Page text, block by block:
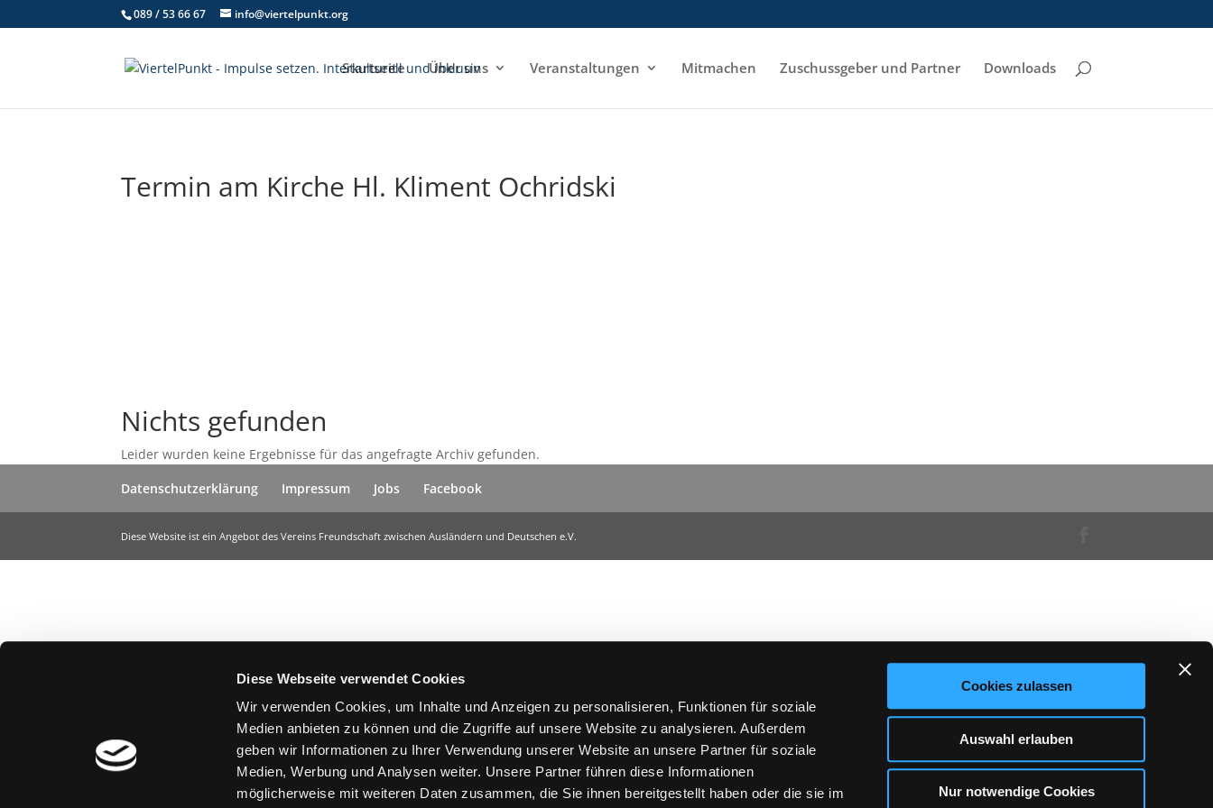
Diese Webseite verwendet Cookies
Wir verwenden Cookies, um Inhalte und Anzeigen zu personalisieren, Funktionen für soziale
Medien anbieten zu können und die Zugriffe auf unsere Website zu analysieren. Außerdem
geben wir Informationen zu Ihrer Verwendung unserer Website an unsere Partner für soziale
Medien, Werbung und Analysen weiter. Unsere Partner führen diese Informationen
möglicherweise mit weiteren Daten zusammen, die Sie ihnen bereitgestellt haben oder die sie im
Cookies zulassen
Auswahl erlauben
Nur notwendige Cookies
089 / 53 66 67 info@viertelpunkt.org
Startseite Über uns Veranstaltungen Mitmachen Zuschussgeber und Partner Downloads
Termin am Kirche Hl. Kliment Ochridski
Nichts gefunden
Leider wurden keine Ergebnisse für das angefragte Archiv gefunden.
Datenschutzerklärung
Impressum Jobs Facebook
Diese Website ist ein Angebot des Vereins Freundschaft zwischen Ausländern und Deutschen e.V.